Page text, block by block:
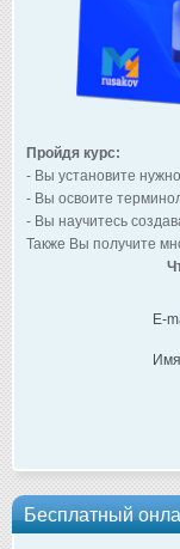
Пройдя курс:
- Вы установите
- Вы освоите
- Вы научитесь
Также Вы получите
E-
Бесплатный